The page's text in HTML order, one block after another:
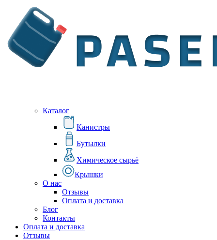
Каталог
Канистры
Бутылки
Химическое сырьё
Крышки
О нас
Отзывы
Оплата и доставка
Блог
Контакты
Оплата и доставка
Отзывы